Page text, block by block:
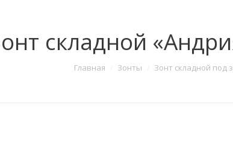
складной
Главная Зонты Зонт складной под